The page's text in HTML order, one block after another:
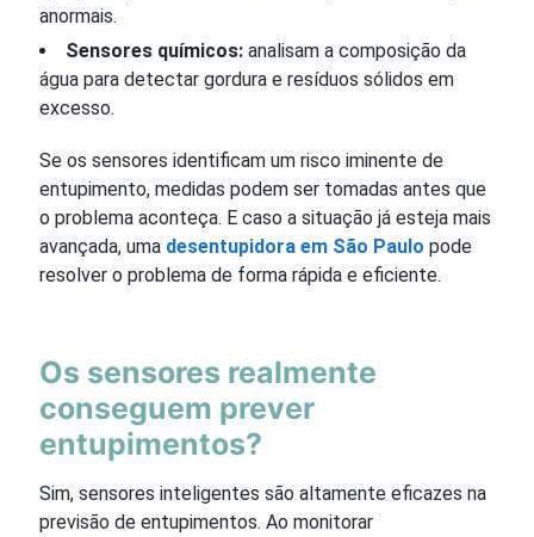
anormais.
Sensores químicos: analisam a composição da
água para detectar gordura e resíduos sólidos em
excesso.
Se os sensores identificam um risco iminente de
entupimento, medidas podem ser tomadas antes que
o problema aconteça. E caso a situação já esteja mais
avançada, uma desentupidora em São Paulo pode
resolver o problema de forma rápida e eficiente.
Os sensores realmente
conseguem prever
entupimentos?
Sim, sensores inteligentes são altamente eficazes na
previsão de entupimentos. Ao monitorar